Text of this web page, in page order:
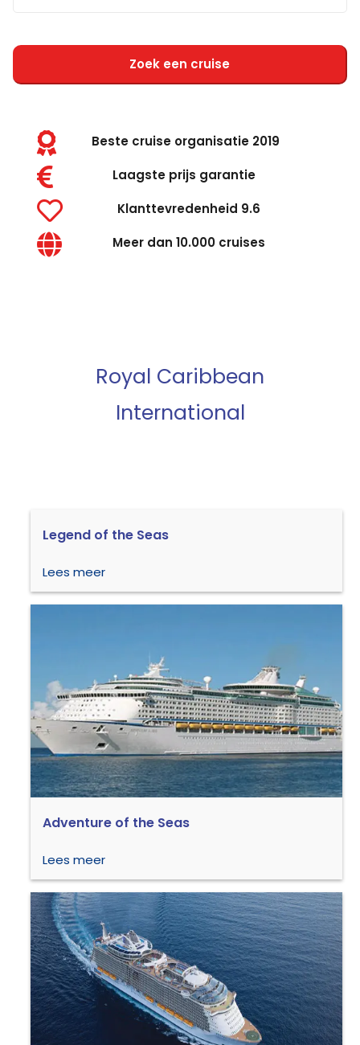
Zoek een cruise
Beste cruise organisatie 2019
Laagste prijs garantie
Klanttevredenheid 9.6
Meer dan 10.000 cruises
Royal Caribbean
International
Legend of the Seas
Lees meer
Adventure of the Seas
Lees meer